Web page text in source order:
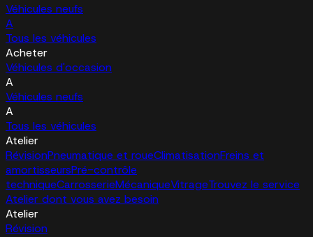
Véhicules neufs
A
Tous les véhicules
Acheter
Véhicules d'occasion
A
Véhicules neufs
A
Tous les véhicules
Atelier
RévisionPneumatique et roueClimatisationFreins et
amortisseursPré-contrôle
techniqueCarrosserieMécaniqueVitrageTrouvez le service
Atelier dont vous avez besoin
Atelier
Révision